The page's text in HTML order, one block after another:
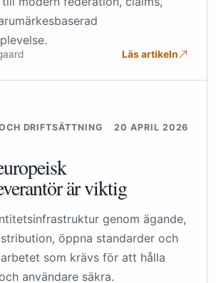
Läs artikeln
DRIFTSÄTTNING 20 APRIL 2026
är viktig
genom ägande,
öppna standarder och
som krävs för att hålla
användare säkra.